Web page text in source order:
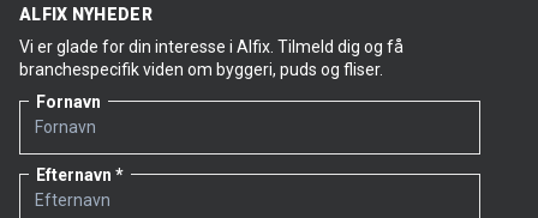
ALFIX NYHEDER
Vi er glade for din interesse i Alfix. Tilmeld dig og få
branchespecifik viden om byggeri, puds og fliser.
Fornavn
Efternavn